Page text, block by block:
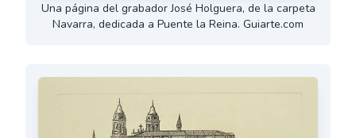
Una página del grabador José Holguera, de la carpeta
Navarra, dedicada a Puente la Reina. Guiarte.com